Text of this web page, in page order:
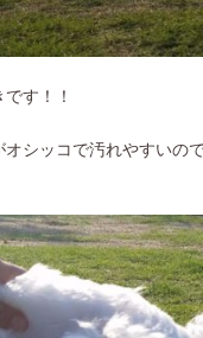
す！！
シッコで汚れやすいの